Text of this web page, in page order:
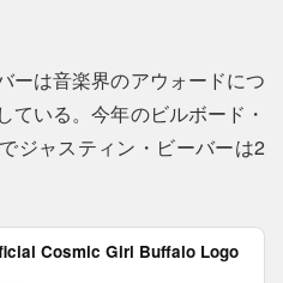
ーは音楽界のアウォードにつ
ている。今年のビルボード・
ジャスティン・ビーバーは2
Cosmic Girl Buffalo Logo